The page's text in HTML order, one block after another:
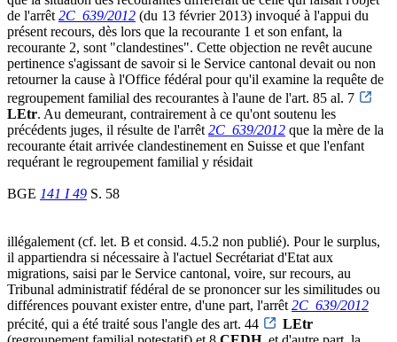
de l'arrêt 2C_639/2012 (du 13 février 2013) invoqué à l'appui du
présent recours, dès lors que la recourante 1 et son enfant, la
recourante 2, sont "clandestines". Cette objection ne revêt aucune
pertinence s'agissant de savoir si le Service cantonal devait ou non
retourner la cause à l'Office fédéral pour qu'il examine la requête de
regroupement familial des recourantes à l'aune de l'art. 85 al. 7
LEtr. Au demeurant, contrairement à ce qu'ont soutenu les
précédents juges, il résulte de l'arrêt 2C_639/2012 que la mère de la
recourante était arrivée clandestinement en Suisse et que l'enfant
requérant le regroupement familial y résidait
BGE 141 I 49 S. 58
illégalement (cf. let. B et consid. 4.5.2 non publié). Pour le surplus,
il appartiendra si nécessaire à l'actuel Secrétariat d'Etat aux
migrations, saisi par le Service cantonal, voire, sur recours, au
Tribunal administratif fédéral de se prononcer sur les similitudes ou
différences pouvant exister entre, d'une part, l'arrêt 2C_639/2012
précité, qui a été traité sous l'angle des art. 44
LEtr